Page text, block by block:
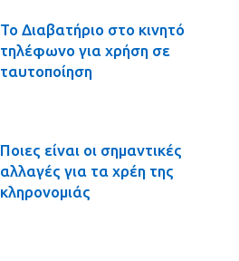
Το Διαβατήριο στο κινητό
τηλέφωνο για χρήση σε
ταυτοποίηση
Ποιες είναι οι σημαντικές
αλλαγές για τα χρέη της
κληρονομιάς